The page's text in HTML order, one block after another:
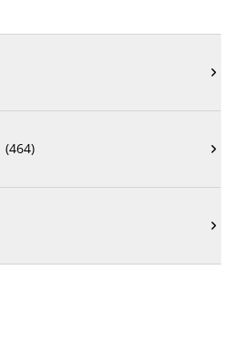

(464) 
